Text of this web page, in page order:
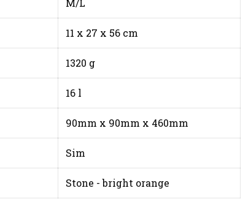
11 x 27 x 56 cm
1320 g
16 l
90mm x 90mm x 460mm
Sim
Stone - bright orange